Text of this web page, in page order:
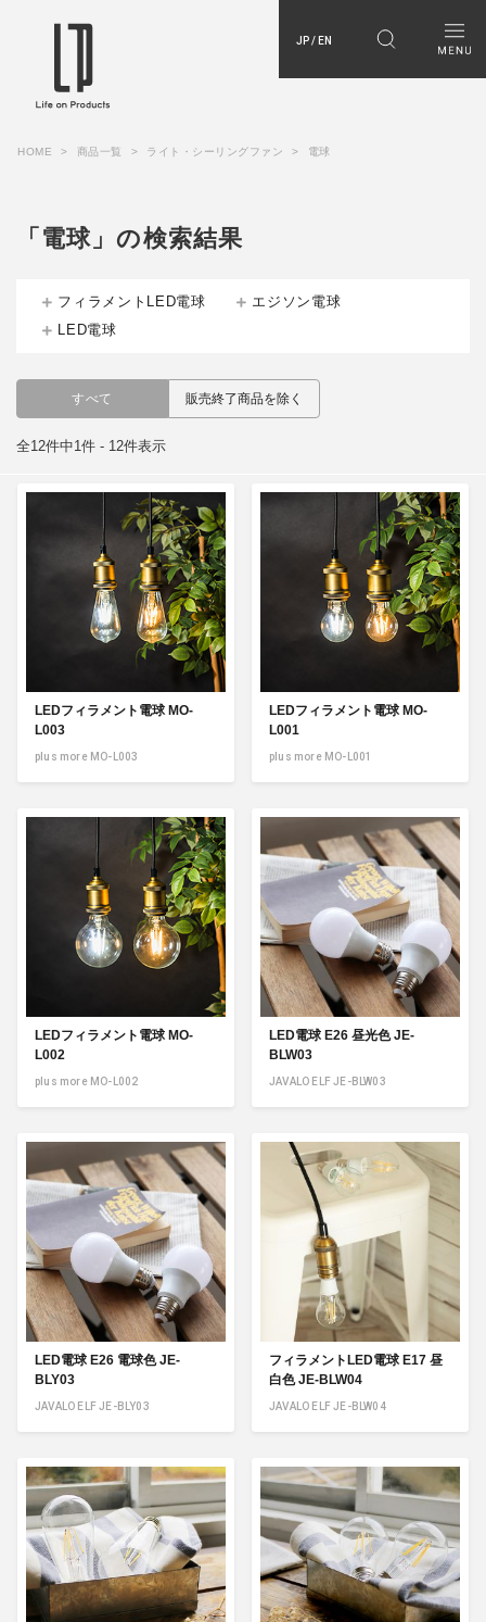
JP / EN
HOME 商品一覧 ライト・シーリングファン 電球
「電球」の検索結果
フィラメントLED電球
エジソン電球
LED電球
すべて 販売終了商品を除く
全12件中1件 - 12件表示
LEDフィラメント電球 MO-
L003
plus more MO-L003
LEDフィラメント電球 MO-
L001
plus more MO-L001
LEDフィラメント電球 MO-
L002
plus more MO-L002
LED電球 E26 昼光色 JE-
BLW03
JAVALO ELF JE-BLW03
LED電球 E26 電球色 JE-
BLY03
JAVALO ELF JE-BLY03
フィラメントLED電球 E17 昼
白色 JE-BLW04
JAVALO ELF JE-BLW04